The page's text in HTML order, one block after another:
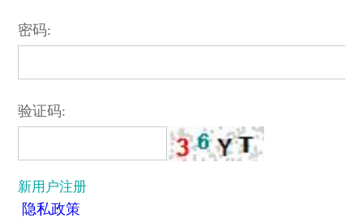
密码:
验证码:
新用户注册
隐私政策